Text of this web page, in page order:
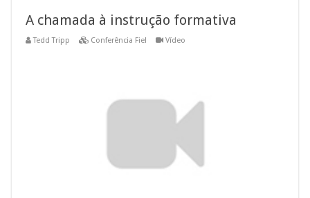
A chamada à instrução formativa
Tedd Tripp Conferência Fiel Vídeo